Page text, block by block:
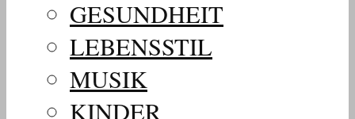
GESUNDHEIT
LEBENSSTIL
MUSIK
KINDER